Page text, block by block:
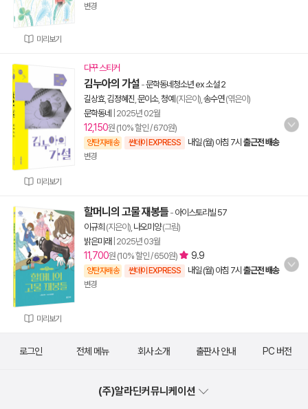
미리보기
변경
미리보기
다꾸 스티커
김누아의 가설 -문학동네청소년 ex 소설 2
길상효, 김정혜진 문이소, 청예 (지은이), 송수연(엮은이)
문학동네
2025년 02월
12,150원 (10% 할인 / 670원)
양탄자배송 썬데이 EXPRESS 내일 (월) 아침 7시 출근전 배송
변경
미리보기
할머니의 고물 재봉틀 - 아이스토리빌 57
이규희 (지은이), 나오미양(그림)
밝은미래 2025년 03월
11,700원 (10% 할인 / 650원) 9.9
양탄자배송 썬데이 EXPRESS 내일 (월) 아침 7시 출근전 배송
변경
로그인 전체 메뉴 회사 소개 출판사 안내 PC 버전
(주)알라딘커뮤니케이션